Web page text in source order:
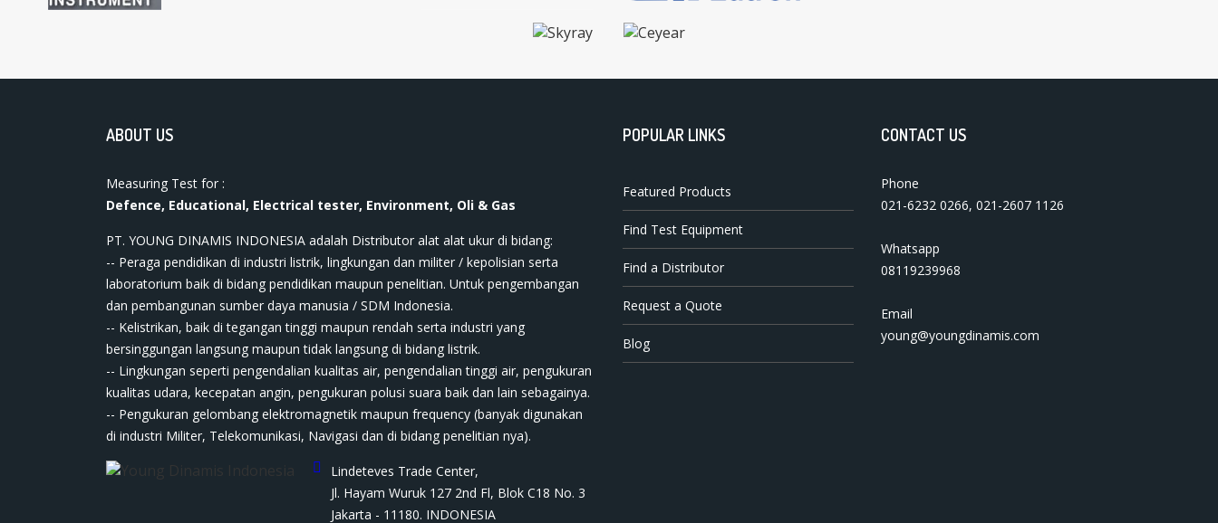
ABOUT US
Measuring Test for :
Defence, Educational, Electrical tester, Environment, Oli & Gas
PT. YOUNG DINAMIS INDONESIA ​adalah Distributor alat ala​t​​​ ukur di bidang:
-- Peraga pendidikan di industri listrik, lingkungan dan militer / kepolisian serta
laboratorium baik di bidang pendidikan maupun penelitian. Untuk pengembangan
dan pembangunan sumber daya manusia / SDM Indonesia.
-- Kelistrikan, baik di tegangan tinggi maupun rendah serta industri yang
bersinggungan langsung maupun tidak langsung di bidang listrik.
-- Lingkungan seperti pengendalian kualitas air, pengendalian tinggi air, pengukuran
kualitas udara, kecepatan angin, pengukuran polusi suara baik dan lain sebagainya.
-- Pengukuran gelombang elektromagnetik maupun frequency (banyak digunakan
di industri Militer, Telekomunikasi, Navigasi dan di bidang penelitian nya).
Lindeteves Trade Center,
Jl. Hayam Wuruk 127 2nd Fl, Blok C18 No. 3
Jakarta - 11180. INDONESIA
POPULAR LINKS
Featured Products
Find Test Equipment
Find a Distributor
Request a Quote
Blog
CONTACT US
Phone
021-6232 0266, 021-2607 1126
Whatsapp
08119239968
Email
young@youngdinamis.com